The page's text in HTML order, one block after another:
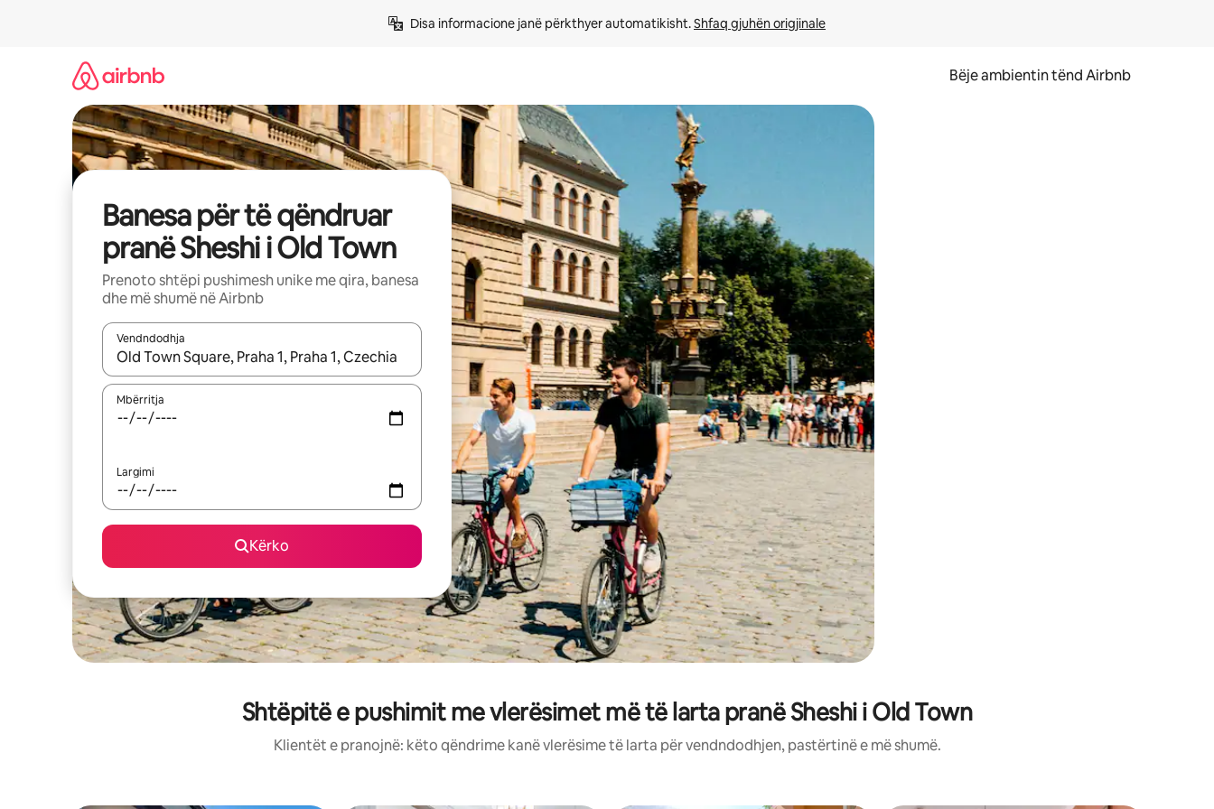
Disa informacione janë përkthyer automatikisht. Shfaq gjuhën origjinale
Bëje ambientin tënd Airbnb
Banesa për të qëndruar
pranë Sheshi i Old Town
Prenoto shtëpi pushimesh unike me qira, banesa
dhe më shumë në Airbnb
Vendndodhja
Kur rezultatet të jenë të disponueshme, lëviz me butonat e shigjetave lart e poshtë ose eksploro duke prekur ose duke lëvizur ekranin.
Mbërritja
Largimi
Kërko
Shtëpitë e pushimit me vlerësimet më të larta pranë Sheshi i Old Town
Klientët e pranojnë: këto qëndrime kanë vlerësime të larta për vendndodhjen, pastërtinë e më shumë.